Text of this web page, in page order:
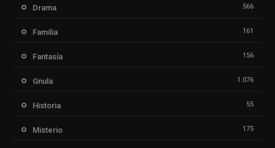
Drama 566
Familia 161
Fantasía 156
Gnula 1.076
Historia 55
Misterio 175